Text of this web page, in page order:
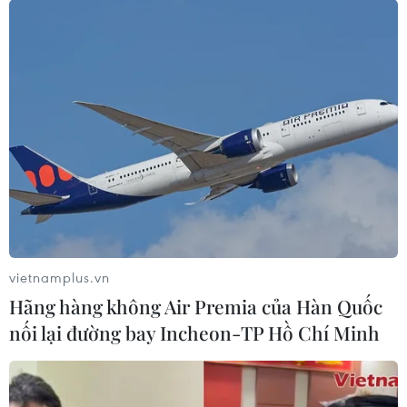
'Hủy diệt' Indonesia 3-0, tuyển Việt
Nam khẳng định vị thế nhà vô địch
ASEAN Cup
03/08/2026 15:39
ASEAN Cup 2026: Tuyển Việt Nam
bước vào thử thách lớn nhất
03/08/2026 13:04
Xem trực tiếp Indonesia-Việt Nam tại
ASEAN Cup 2026 trên kênh nào?
vietnamplus.vn
Hãng hàng không Air Premia của Hàn Quốc
nối lại đường bay Incheon-TP Hồ Chí Minh